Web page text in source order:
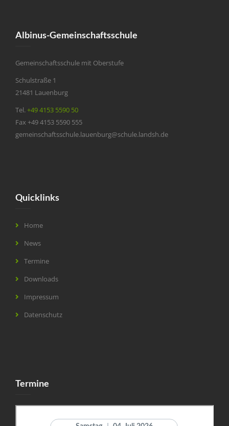
Albinus-Gemeinschaftsschule
Gemeinschaftsschule mit Oberstufe
Schulstraße 1
21481 Lauenburg
Tel.+49 4153 5590 50
Fax +49 4153 5590 555
gemeinschaftsschule.lauenburg@schule.landsh.de
Quicklinks
Home
News
Termine
Downloads
Impressum
Datenschutz
Termine